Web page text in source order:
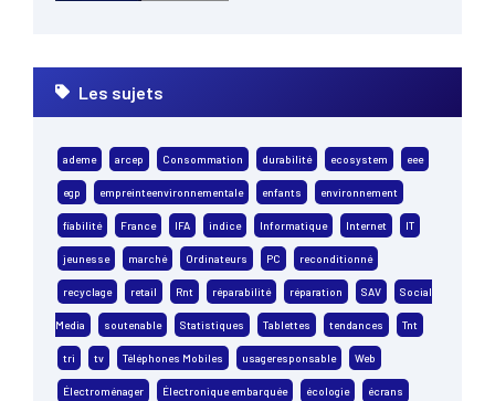
Les sujets
ademe arcep Consommation durabilité ecosystem eee
egp empreinteenvironnementale enfants environnement
fiabilité France IFA indice Informatique Internet IT
jeunesse marché Ordinateurs PC reconditionné
recyclage retail Rnt réparabilité réparation SAV Social
Media soutenable Statistiques Tablettes tendances Tnt
tri tv Téléphones Mobiles usageresponsable Web
Électroménager Électronique embarquée écologie écrans